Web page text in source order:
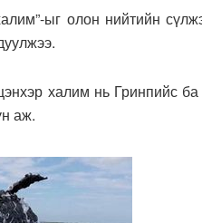
ыг олон нийтийн
халим нь Гринпийс
аж.